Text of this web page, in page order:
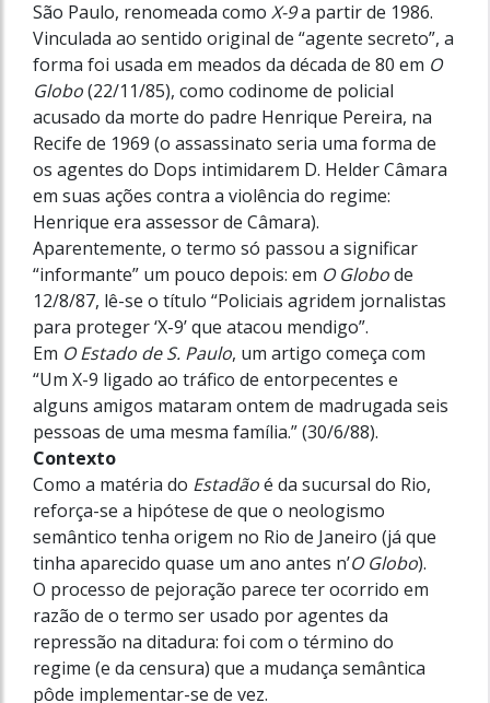
São Paulo, renomeada como X-9a partir de 1986.
Vinculada ao sentido original de “agente secreto”, a
forma foi usada em meados da década de 80 em O
Globo(22/11/85), como codinome de policial
acusado da morte do padre Henrique Pereira, na
Recife de 1969 (o assassinato seria uma forma de
os agentes do Dops intimidarem D. Helder Câmara
em suas ações contra a violência do regime:
Henrique era assessor de Câmara).
Aparentemente, o termo só passou a significar
“informante” um pouco depois: em O Globode
12/8/87, lê-se o título “Policiais agridem jornalistas
para proteger ‘X-9’ que atacou mendigo”.
Em O Estado de S. Paulo, um artigo começa com
“Um X-9 ligado ao tráfico de entorpecentes e
alguns amigos mataram ontem de madrugada seis
pessoas de uma mesma família.” (30/6/88).
Contexto
Como a matéria do Estadãoé da sucursal do Rio,
reforça-se a hipótese de que o neologismo
semântico tenha origem no Rio de Janeiro (já que
tinha aparecido quase um ano antes n’O Globo).
O processo de pejoração parece ter ocorrido em
razão de o termo ser usado por agentes da
repressão na ditadura: foi com o término do
regime (e da censura) que a mudança semântica
pôde implementar-se de vez.